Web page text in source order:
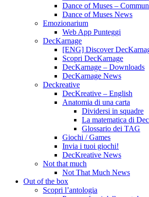
Dance of Muses –
Dance of Muses News
Emozionarium
Web App Punteggi
DecKarnage
[ENG] Discover
Scopri DecKarnage
DecKarnage – Downloads
DecKarnage News
Deckreative
DecKreative – English
Anatomia di una carta
Dividersi in squadre
La matematica di
Glossario dei TAG
Giochi / Games
Invia i tuoi giochi!
DecKreative News
Not that much
Not That Much News
Out of the box
Scopri l’antologia